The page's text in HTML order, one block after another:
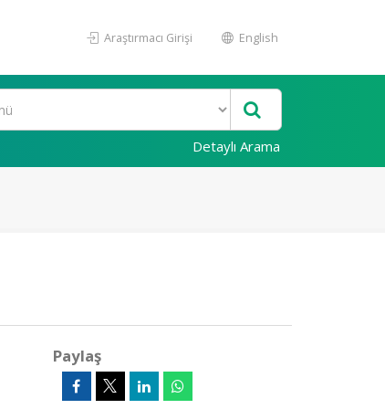
Araştırmacı Girişi English
Detaylı Arama
Paylaş